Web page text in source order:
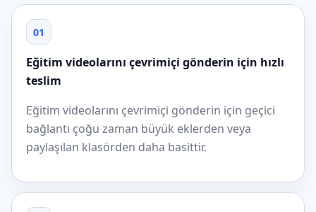
01
Eğitim videolarını çevrimiçi gönderin için hızlı
teslim
Eğitim videolarını çevrimiçi gönderin için geçici
bağlantı çoğu zaman büyük eklerden veya
paylaşılan klasörden daha basittir.